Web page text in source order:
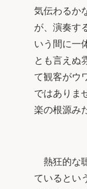
気伝わるか
が、演奏す
いう間に一
とも言えぬ
て観客がウ
ではありま
楽の根源み
熱狂的な
ているとい